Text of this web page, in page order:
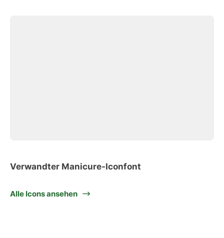
Verwandter Manicure-Iconfont
Alle Icons ansehen